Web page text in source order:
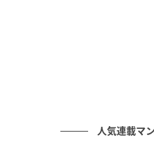
人気連載マ